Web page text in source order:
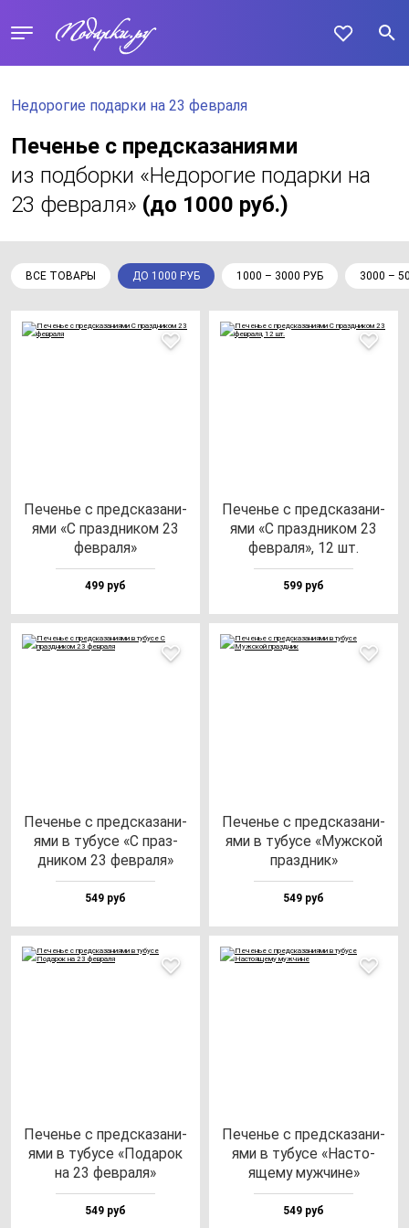
Недорогие подарки на 23 февраля
Печенье с предсказаниями
из подборки «Недорогие подарки на
23 февраля» (до 1000 руб.)
ВСЕ ТОВАРЫ ДО 1000 РУБ 1000 – 3000 РУБ 3000 –
Печенье с пред­ска­за­ни­
ями «С праз­дни­ком 23
фев­ра­ля»
499 руб
Печенье с пред­ска­за­ни­
ями «С праз­дни­ком 23
фев­ра­ля», 12 шт.
599 руб
Печенье с пред­ска­за­ни­
ями в ту­бу­се «С праз­
дни­ком 23 фев­ра­ля»
549 руб
Печенье с пред­ска­за­ни­
ями в ту­бу­се «Муж­ской
праз­дник»
549 руб
Печенье с пред­ска­за­ни­
ями в ту­бу­се «Пода­рок
на 23 фев­ра­ля»
549 руб
Печенье с пред­ска­за­ни­
ями в ту­бу­се «Нас­то­
яще­му муж­чи­не»
549 руб